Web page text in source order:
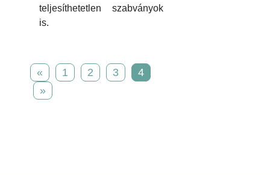
teljesíthetetlen szabványok
is.
« 1 2 3
4
»